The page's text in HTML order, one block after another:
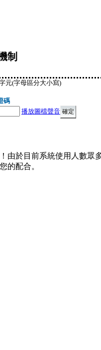
制
元(字母區分大小寫)
碼
播放圖檔聲音
由於目前系統使用人數眾
的配合。